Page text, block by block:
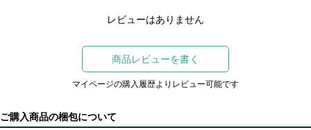
レビューはありません
商品レビューを書く
マイページの購入履歴よりレビュー可能です
ご購入商品の梱包について